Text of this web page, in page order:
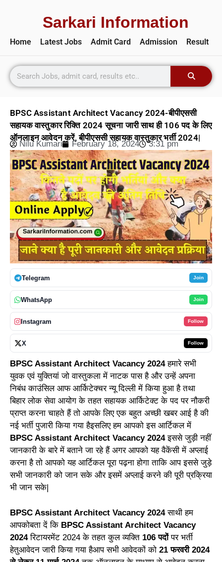
Sarkari Information
Home Latest Jobs Admit Card Admission Result
BPSC Assistant Architect Vacancy 2024-बीपीएससी
सहायक वास्तुकार रिक्ति 2024 सूचना जारी साथ ही 106 पद के लिए
ऑनलाइन आवेदन करें, बीपीएससी सहायक वास्तुकार भर्ती 2024|
Nilu Kumari February 18, 2024 3:31 pm
Telegram Join
WhatsApp Join
Instagram Follow
X Follow
BPSC Assistant Architect Vacancy 2024हमारे सभी
युवक एवं युक्तियां जो वास्तुकला में नाटक पास है और उन्हें अपना
निबंध काउंसिल आफ आर्किटेक्चर न्यू दिल्ली में किया हुआ है तथा
बिहार लोक सेवा आयोग के तहत सहायक आर्किटेक्ट के पद पर नौकरी
प्राप्त करना चाहते हैं तो आपके लिए एक बहुत अच्छी खबर आई है की
नई भर्ती पुजारी किया गया हैइसलिए हम आपको इस आर्टिकल में
BPSC Assistant Architect Vacancy 2024इससे जुड़ी नहीं
जानकारी के बारे में बताने जा रहे हैं अगर आपको यह वैकेंसी में अप्लाई
करना है तो आपको यह आर्टिकल पूरा पढ़ना होगा ताकि आप इससे जुड़े
सभी जानकारी को जान सके और इसमें अप्लाई करने की पूरी प्रक्रिया
भी जान सके|
BPSC Assistant Architect Vacancy 2024साथी हम
आपकोबता दें कि BPSC Assistant Architect Vacancy
2024रिटायरमेंट 2024 के तहत कुल व्यक्ति 106 पदोंपर भर्ती
हेतुआवेदन जारी किया गया हैआप सभी आवेदकों को 21 फरवरी 2024